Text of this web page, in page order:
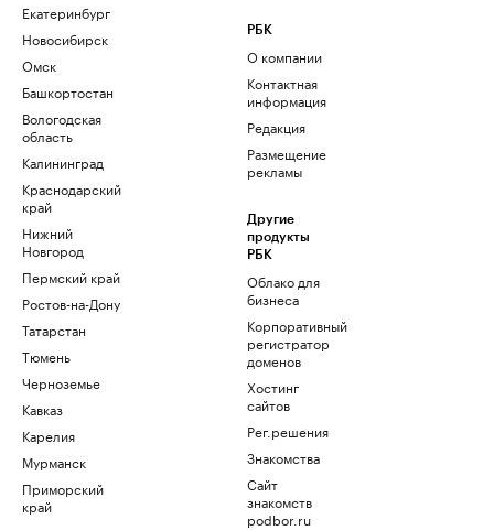
Екатеринбург
Новосибирск
Омск
Башкортостан
Вологодская
область
Калининград
Краснодарский
край
Нижний
Новгород
Пермский край
Ростов-на-Дону
Татарстан
Тюмень
Черноземье
Кавказ
Карелия
Мурманск
Приморский
край
РБК
О компании
Контактная
информация
Редакция
Размещение
рекламы
Другие
продукты
РБК
Облако для
бизнеса
Корпоративный
регистратор
доменов
Хостинг
сайтов
Рег.решения
Знакомства
Сайт
знакомств
podbor.ru